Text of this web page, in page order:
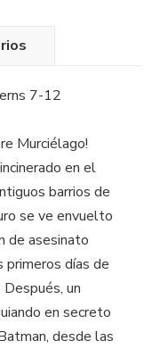
7-12
Murciélago!
en el
barrios de
se ve envuelto
de asesinato
días de
un
en secreto
desde las